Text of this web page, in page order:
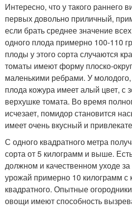
Интересно, что у такого раннего
первых довольно приличный,
если брать среднее значение
одного плода примерно 100-110
плоды у этого сорта случаются
томаты имеют форму плоско-
маленькими ребрами. У
плода кожура имеет алый цвет, с
верхушке томата. Во время
исчезает, помидор становится
имеет очень вкусный и
С одного квадратного метра
сорта от 5 килограмм и выше.
должном и качественном уходе
урожай примерно 10 килограмм с
квадратного. Опытные
овощи имеют способность